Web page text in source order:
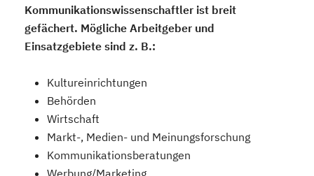
Kommunikationswissenschaftler ist breit
gefächert. Mögliche Arbeitgeber und
Einsatzgebiete sind z. B.:
Kultureinrichtungen
Behörden
Wirtschaft
Markt-, Medien- und Meinungsforschung
Kommunikationsberatungen